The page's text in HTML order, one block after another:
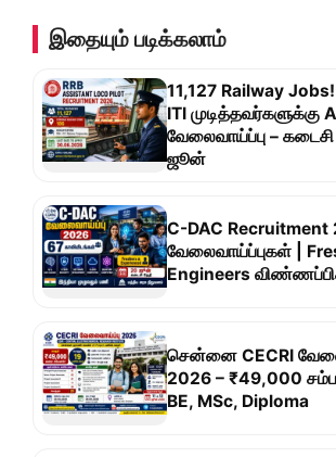
இதையும் படிக்கலாம்
11,127 Railway Jobs!
ITI முடித்தவர்களுக்கு
வேலைவாய்ப்பு –
ஜூன்
C-DAC Recruitment
வேலைவாய்ப்புகள் |
Engineers
சென்னை CECRI
2026 – ₹49,000
BE, MSc, Diploma